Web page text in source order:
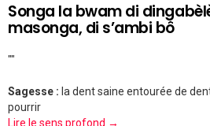
Songa la bwam di
masonga, di s’ambi bô
""
Sagesse : la dent saine entourée de
pourrir
Lire le sens profond →